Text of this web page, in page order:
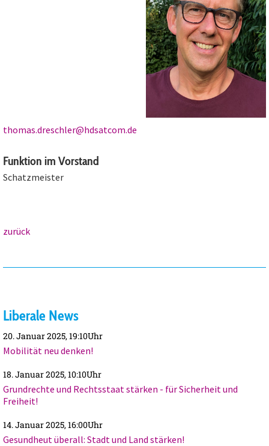
thomas.dreschler@hdsatcom.de
Funktion im Vorstand
Schatzmeister
zurück
Liberale News
20. Januar 2025, 19:10Uhr
Mobilität neu denken!
18. Januar 2025, 10:10Uhr
Grundrechte und Rechtsstaat stärken - für Sicherheit und
Freiheit!
14. Januar 2025, 16:00Uhr
Gesundheut überall: Stadt und Land stärken!